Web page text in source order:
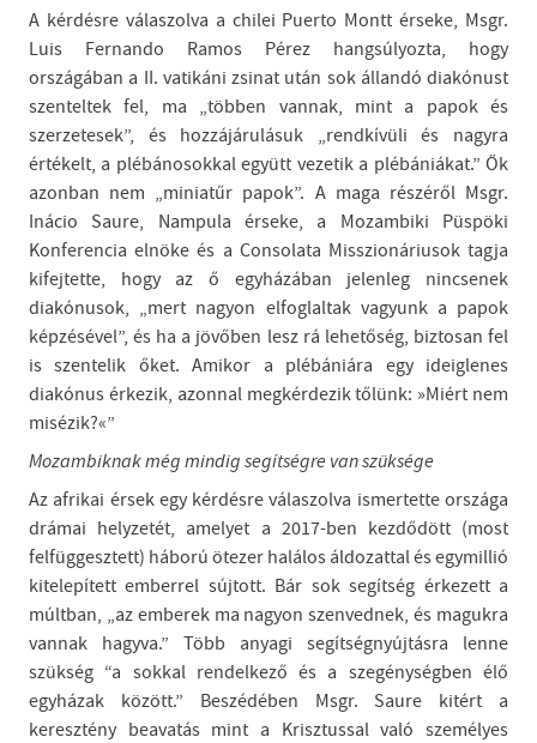
A kérdésre válaszolva a chilei Puerto Montt érseke, Msgr.
Luis Fernando Ramos Pérez hangsúlyozta, hogy
országában a II. vatikáni zsinat után sok állandó diakónust
szenteltek fel, ma „többen vannak, mint a papok és
szerzetesek”, és hozzájárulásuk „rendkívüli és nagyra
értékelt, a plébánosokkal együtt vezetik a plébániákat.” Ők
azonban nem „miniatűr papok”. A maga részéről Msgr.
Inácio Saure, Nampula érseke, a Mozambiki Püspöki
Konferencia elnöke és a Consolata Misszionáriusok tagja
kifejtette, hogy az ő egyházában jelenleg nincsenek
diakónusok, „mert nagyon elfoglaltak vagyunk a papok
képzésével”, és ha a jövőben lesz rá lehetőség, biztosan fel
is szentelik őket. Amikor a plébániára egy ideiglenes
diakónus érkezik, azonnal megkérdezik tőlünk: »Miért nem
misézik?«”
Mozambiknak még mindig segítségre van szüksége
Az afrikai érsek egy kérdésre válaszolva ismertette országa
drámai helyzetét, amelyet a 2017-ben kezdődött (most
felfüggesztett) háború ötezer halálos áldozattal és egymillió
kitelepített emberrel sújtott. Bár sok segítség érkezett a
múltban, „az emberek ma nagyon szenvednek, és magukra
vannak hagyva.” Több anyagi segítségnyújtásra lenne
szükség “a sokkal rendelkező és a szegénységben élő
egyházak között.” Beszédében Msgr. Saure kitért a
keresztény beavatás mint a Krisztussal való személyes